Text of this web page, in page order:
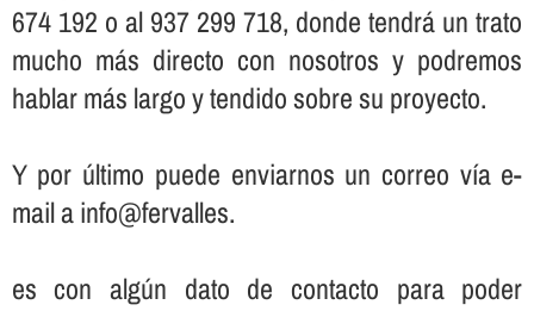
674 192 o al 937 299 718, donde tendrá un trato
mucho más directo con nosotros y podremos
hablar más largo y tendido sobre su proyecto.
Y por último puede enviarnos un correo ví­a e-
mail a info@fervalles.
es con algún dato de contacto para poder